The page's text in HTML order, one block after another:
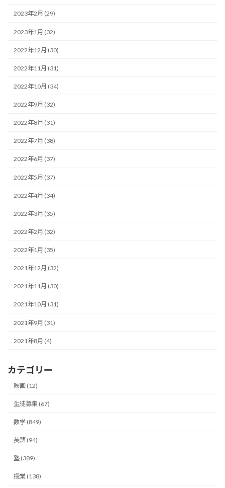
2023年2月 (29)
2023年1月 (32)
2022年12月 (30)
2022年11月 (31)
2022年10月 (34)
2022年9月 (32)
2022年8月 (31)
2022年7月 (38)
2022年6月 (37)
2022年5月 (37)
2022年4月 (34)
2022年3月 (35)
2022年2月 (32)
2022年1月 (35)
2021年12月 (32)
2021年11月 (30)
2021年10月 (31)
2021年9月 (31)
2021年8月 (4)
カテゴリー
映画 (12)
生徒募集 (67)
数学 (849)
英語 (94)
塾 (389)
授業 (138)